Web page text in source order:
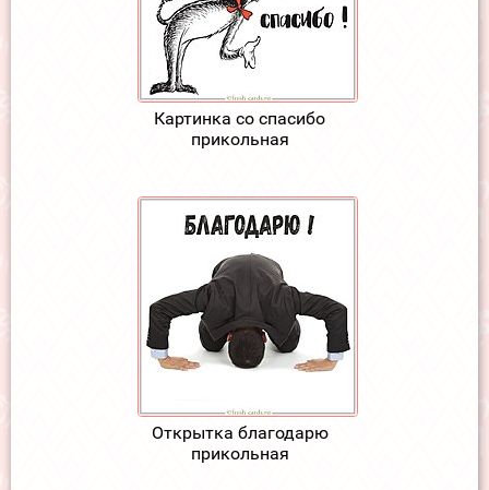
Картинка со спасибо
прикольная
Открытка благодарю
прикольная